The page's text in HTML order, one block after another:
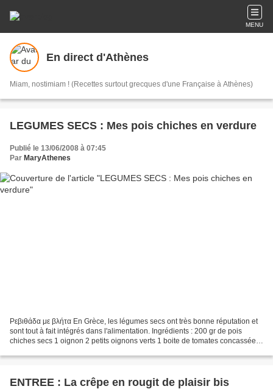
MENU
En direct d'Athènes
Miam, nostimiam ! (Recettes surtout grecques d'une Française à Athènes)
LEGUMES SECS : Mes pois chiches en verdure
Publié le 13/06/2008 à 07:45
Par MaryAthenes
Ρεβιθάδα με βλήτα En Grèce, les légumes secs ont très bonne réputation et
sont tout à fait intégrés dans l'alimentation. Ingrédients : 200 gr de pois
chiches secs 1 oignon 2 petits oignons verts 1 boite de tomates concassées
ENTREE : La crêpe en rougit de plaisir bis